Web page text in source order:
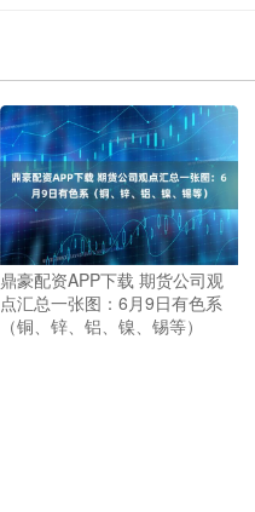
鼎豪配资APP下载 期货公司观
点汇总一张图：6月9日有色系
（铜、锌、铝、镍、锡等）